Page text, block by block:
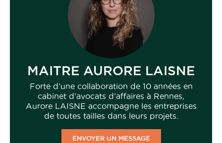
MAITRE AURORE LAISNE
Forte d’une collaboration de 10 années en
cabinet d’avocats d’affaires à Rennes,
Aurore LAISNE accompagne les entreprises
de toutes tailles dans leurs projets.
ENVOYER UN MESSAGE